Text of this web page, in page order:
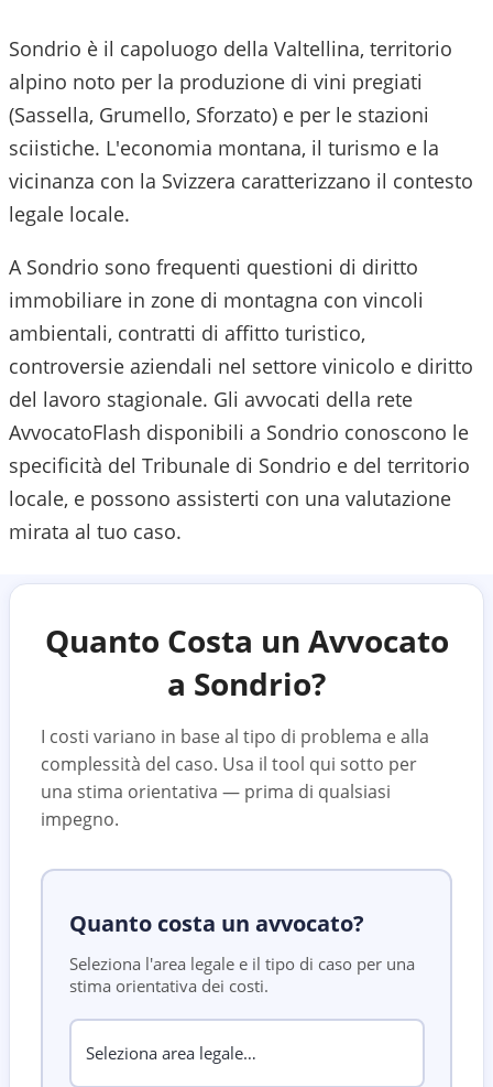
Sondrio è il capoluogo della Valtellina, territorio
alpino noto per la produzione di vini pregiati
(Sassella, Grumello, Sforzato) e per le stazioni
sciistiche. L'economia montana, il turismo e la
vicinanza con la Svizzera caratterizzano il contesto
legale locale.
A Sondrio sono frequenti questioni di diritto
immobiliare in zone di montagna con vincoli
ambientali, contratti di affitto turistico,
controversie aziendali nel settore vinicolo e diritto
del lavoro stagionale. Gli avvocati della rete
AvvocatoFlash disponibili a Sondrio conoscono le
specificità del Tribunale di Sondrio e del territorio
locale, e possono assisterti con una valutazione
mirata al tuo caso.
Quanto Costa un Avvocato
a Sondrio?
I costi variano in base al tipo di problema e alla
complessità del caso. Usa il tool qui sotto per
una stima orientativa — prima di qualsiasi
impegno.
Quanto costa un avvocato?
Seleziona l'area legale e il tipo di caso per una
stima orientativa dei costi.